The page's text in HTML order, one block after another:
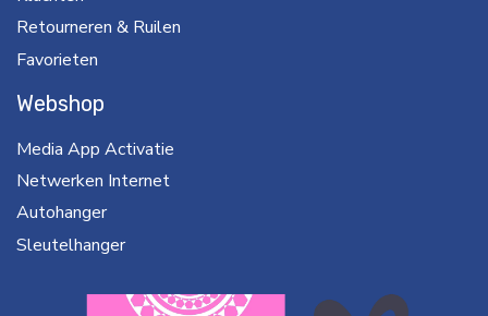
Retourneren & Ruilen
Favorieten
Webshop
Media App Activatie
Netwerken Internet
Autohanger
Sleutelhanger